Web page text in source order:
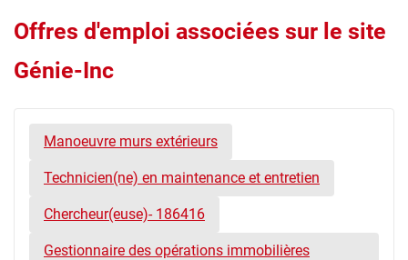
Offres d'emploi associées sur le site
Génie-Inc
Manoeuvre murs extérieurs
Technicien(ne) en maintenance et entretien
Chercheur(euse)- 186416
Gestionnaire des opérations immobilières